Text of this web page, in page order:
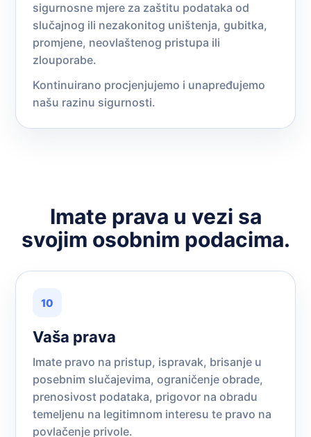
sigurnosne mjere za zaštitu podataka od
slučajnog ili nezakonitog uništenja, gubitka,
promjene, neovlaštenog pristupa ili
zlouporabe.
Kontinuirano procjenjujemo i unapređujemo
našu razinu sigurnosti.
Imate prava u vezi sa
svojim osobnim podacima.
10
Vaša prava
Imate pravo na pristup, ispravak, brisanje u
posebnim slučajevima, ograničenje obrade,
prenosivost podataka, prigovor na obradu
temeljenu na legitimnom interesu te pravo na
povlačenje privole.